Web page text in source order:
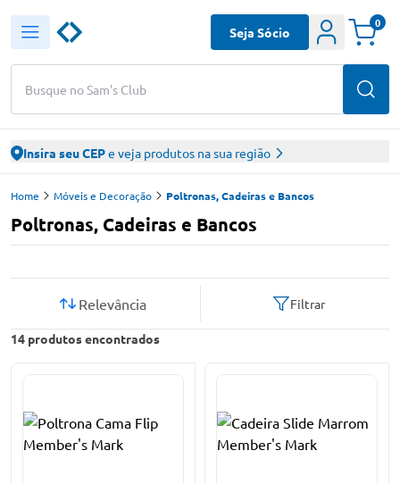
Busque no Sam's Club
Seja Sócio
0
Insira seu CEPe veja produtos na sua região
Home Móveis e Decoração Poltronas, Cadeiras e Bancos
Poltronas, Cadeiras e Bancos
14 produtos encontrados
Relevância Filtrar